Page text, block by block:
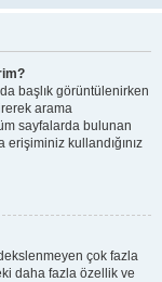
başlık görüntülenirken
arama
sayfalarda bulunan
erişiminiz kullandığınız
çok fazla
daha fazla özellik ve